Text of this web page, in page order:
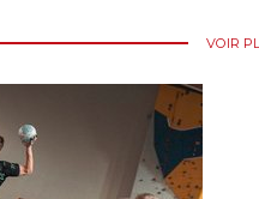
VOIR